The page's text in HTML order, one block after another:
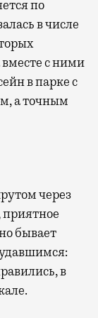
по
в числе
с ними
в парке с
а точным
через
приятное
бывает
в